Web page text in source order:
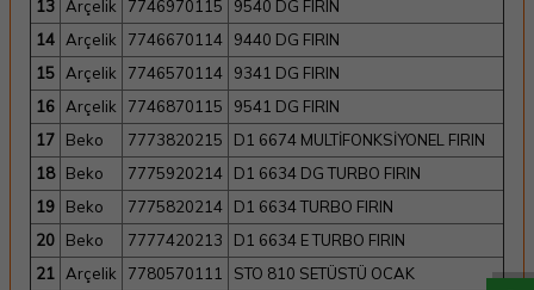
W
h
a
t
a
p
p
D
e
s
t
e
H
a
t
t
13 Arçelik 7746970115
9540 DG FIRIN
14 Arçelik 7746670114
9440 DG FIRIN
15 Arçelik 7746570114
9341 DG FIRIN
16 Arçelik 7746870115
9541 DG FIRIN
17
Beko 7773820215
D1 6674 MULTİFONKSİYONEL FIRIN
18
Beko 7775920214
D1 6634 DG TURBO FIRIN
19
Beko 7775820214
D1 6634 TURBO FIRIN
20
Beko 7777420213
D1 6634 E TURBO FIRIN
21 Arçelik 7780570111
STO 810 SETÜSTÜ OCAK